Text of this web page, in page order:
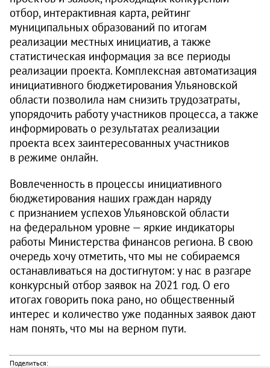
отбор, интерактивная карта, рейтинг
муниципальных образований по итогам
реализации местных инициатив, а также
статистическая информация за все периоды
реализации проекта. Комплексная автоматизация
инициативного бюджетирования Ульяновской
области позволила нам снизить трудозатраты,
упорядочить работу участников процесса, а также
информировать о результатах реализации
проекта всех заинтересованных участников
в режиме онлайн.
Вовлеченность в процессы инициативного
бюджетирования наших граждан наряду
с признанием успехов Ульяновской области
на федеральном уровне — яркие индикаторы
работы Министерства финансов региона. В свою
очередь хочу отметить, что мы не собираемся
останавливаться на достигнутом: у нас в разгаре
конкурсный отбор заявок на 2021 год. О его
итогах говорить пока рано, но общественный
интерес и количество уже поданных заявок дают
нам понять, что мы на верном пути.
Поделиться: